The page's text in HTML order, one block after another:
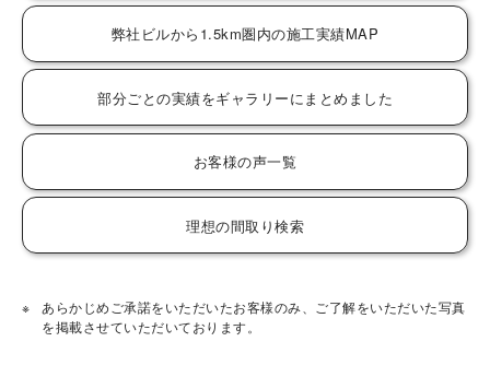
弊社ビルから1.5km圏内の施工実績MAP
部分ごとの実績をギャラリーに まとめました
お客様の声一覧
理想の間取り検索
あらかじめご承諾をいただいたお客様のみ、ご了解をいただいた写真
を掲載させていただいております。